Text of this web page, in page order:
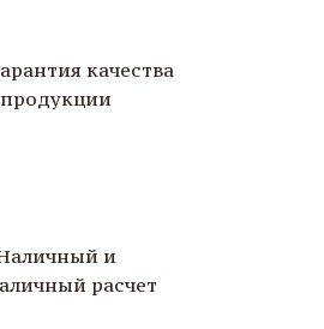
качества
продукции
и
расчет